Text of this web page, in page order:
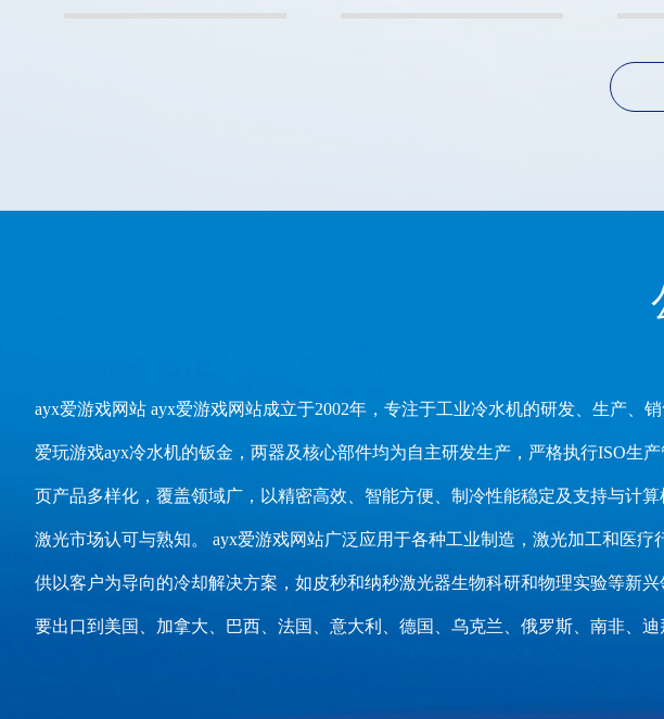
ayx爱游戏网站 ayx爱游戏网站成立于2002年，专注于工业冷水机的研发、生产、
爱玩游戏ayx冷水机的钣金，两器及核心部件均为自主研发生产，严格执行ISO生
页产品多样化，覆盖领域广，以精密高效、智能方便、制冷性能稳定及支持与计
激光市场认可与熟知。 ayx爱游戏网站广泛应用于各种工业制造，激光加工和医
供以客户为导向的冷却解决方案，如皮秒和纳秒激光器生物科研和物理实验等新
要出口到美国、加拿大、巴西、法国、意大利、德国、乌克兰、俄罗斯、南非、